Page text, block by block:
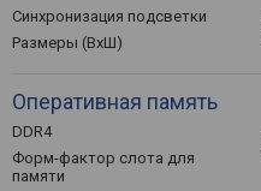
Синхронизация подсветки
Размеры (ВхШ)
Оперативная память
DDR4
Форм-фактор слота для
памяти